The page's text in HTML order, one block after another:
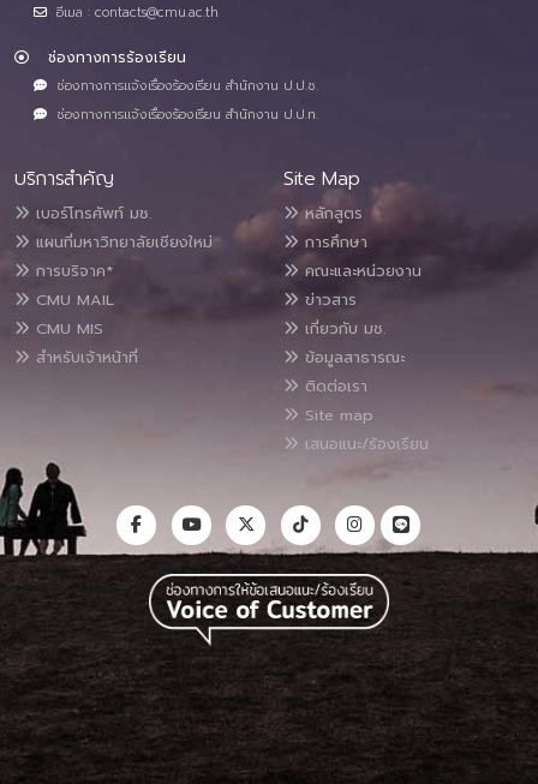
อีเมล : contacts@cmu.ac.th
ช่องทางการร้องเรียน
ช่องทางการแจ้งเรื่องร้องเรียน สำนักงาน ป.ป.ช.
ช่องทางการแจ้งเรื่องร้องเรียน สำนักงาน ป.ป.ท.
บริการสำคัญ
เบอร์โทรศัพท์ มช.
แผนที่มหาวิทยาลัยเชียงใหม่
การบริจาค*
CMU MAIL
CMU MIS
สำหรับเจ้าหน้าที่
Site Map
หลักสูตร
การศึกษา
คณะและหน่วยงาน
ข่าวสาร
เกี่ยวกับ มช.
ข้อมูลสาธารณะ
ติดต่อเรา
Site map
เสนอแนะ/ร้องเรียน